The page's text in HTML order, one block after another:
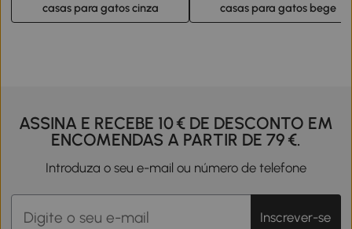
casas para gatos cinza casas para gatos bege
ASSINA E RECEBE 10 € DE DESCONTO EM
ENCOMENDAS A PARTIR DE 79 €.
Introduza o seu e-mail ou número de telefone
Inscrever-se